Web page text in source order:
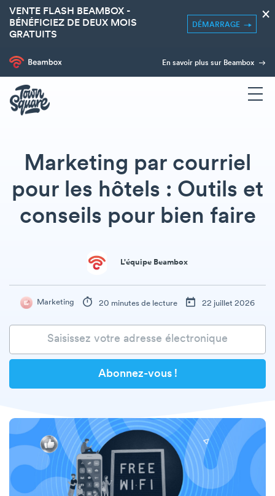
VENTE FLASH BEAMBOX -
BÉNÉFICIEZ DE DEUX MOIS
GRATUITS
DÉMARRAGE
×
En savoir plus sur Beambox
Marketing par courriel
pour les hôtels : Outils et
conseils pour bien faire
L'équipe Beambox
Marketing 20 minutes de lecture 22 juillet 2026